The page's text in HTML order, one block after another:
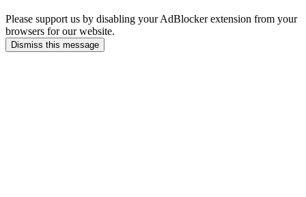
Please support us by disabling your AdBlocker extension from your
browsers for our website.
Dismiss this message